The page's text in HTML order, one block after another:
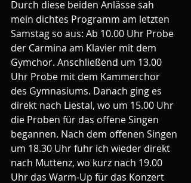
Durch diese beiden Anlässe sah
mein dichtes Programm am letzten
Samstag so aus: Ab 10.00 Uhr Probe
der Carmina am Klavier mit dem
Gymchor. Anschließend um 13.00
Uhr Probe mit dem Kammerchor
des Gymnasiums. Danach ging es
direkt nach Liestal, wo um 15.00 Uhr
die Proben für das offene Singen
begannen. Nach dem offenen Singen
um 18.30 Uhr fuhr ich wieder direkt
nach Muttenz, wo kurz nach 19.00
Uhr das Warm-Up für das Konzert